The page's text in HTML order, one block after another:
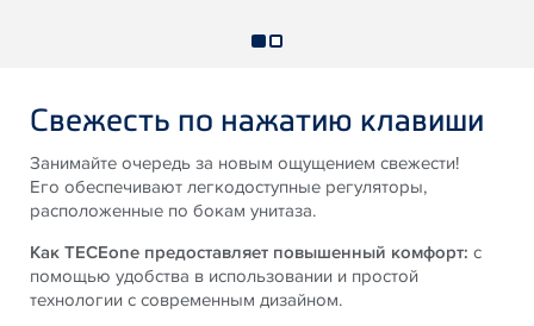
Свежесть по нажатию клавиши
Занимайте очередь за новым ощущением свежести!
Его обеспечивают легкодоступные регуляторы,
расположенные по бокам унитаза.
Как TECEone предоставляет повышенный комфорт: с
помощью удобства в использовании и простой
технологии с современным дизайном.